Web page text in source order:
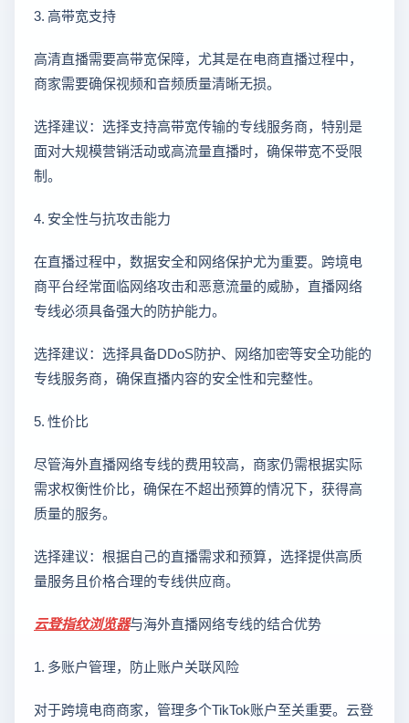
3. 高带宽支持
高清直播需要高带宽保障，尤其是在电商直播过程中，
商家需要确保视频和音频质量清晰无损。
选择建议：选择支持高带宽传输的专线服务商，特别是
面对大规模营销活动或高流量直播时，确保带宽不受限
制。
4. 安全性与抗攻击能力
在直播过程中，数据安全和网络保护尤为重要。跨境电
商平台经常面临网络攻击和恶意流量的威胁，直播网络
专线必须具备强大的防护能力。
选择建议：选择具备DDoS防护、网络加密等安全功能的
专线服务商，确保直播内容的安全性和完整性。
5. 性价比
尽管海外直播网络专线的费用较高，商家仍需根据实际
需求权衡性价比，确保在不超出预算的情况下，获得高
质量的服务。
选择建议：根据自己的直播需求和预算，选择提供高质
量服务且价格合理的专线供应商。
云登指纹浏览器与海外直播网络专线的结合优势
1. 多账户管理，防止账户关联风险
对于跨境电商商家，管理多个TikTok账户至关重要。云登